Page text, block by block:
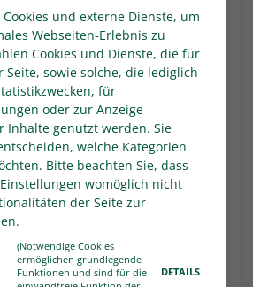
wiederholten Foulspiels
(40.). In der Nachspielzeit
gelang dann Shkrep
Führungstreffer für die
Pause nutzten die
Überzahl zu zwei weiteren
Klefisch (49.) und Samuel
und machten damit für den
den dritten Dreier aus den
vier Partien perfekt.
REGIONALLIGA WEST
und externe Dienste, um
Webseiten-Erlebnis zu
Cookies und Dienste, die für
Seite, sowie solche, die lediglich
für
oder zur Anzeige
Inhalte genutzt werden. Sie
welche Kategorien
Bitte beachten Sie, dass
womöglich nicht
der Seite zur
(Notwendige Cookies
ermöglichen grundlegende
Funktionen und sind für die
DETAILS